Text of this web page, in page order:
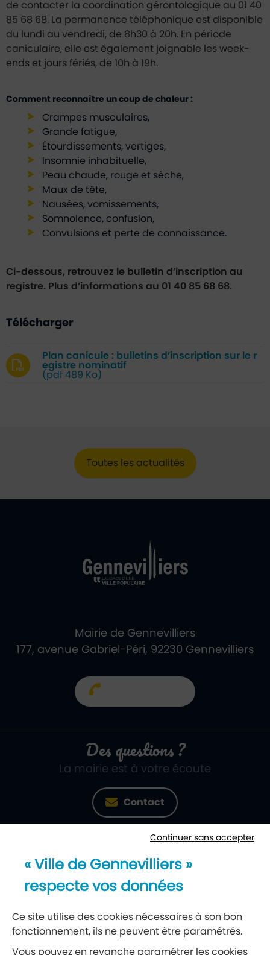
de contacter la coordination gérontologique au 01 40
85 68 68. La permanence téléphonique est disponible
du lundi au vendredi, de 8h30 à 20h. En période
caniculaire, elle est également joignable les week-
ends et jours fériés, de 10h à 19h.
Comment reconnaître un coup de chaleur :
Crampes musculaires,
Grande fatigue,
Étourdissements, vertiges,
Insomnie inhabituelle,
Peau chaude, rouge et sèche,
Maux de tête,
Nausées, vomissements,
Somnolence, confusion,
Convulsions et perte de connaissance.
Ci-dessous, retrouvez le bulletin d’inscription au
registre. Plus d’informations au 01 40 85 68 68.
Télécharger
Plan canicule : bulletins d’inscription sur le r
egistre nominatif
(pdf 489 Ko)
Toutes les actualités
Mairie de Gennevilliers
177, avenue Gabriel-Péri, 92230 Gennevilliers
Des questions ?
La mairie est à votre écoute
Contact
Newsletter
Continuer sans accepter
« Ville de Gennevilliers »
respecte vos données
Ce site utilise des cookies nécessaires à son bon
fonctionnement, ils ne peuvent être paramétrés.
Vous pouvez en revanche paramétrer les cookies